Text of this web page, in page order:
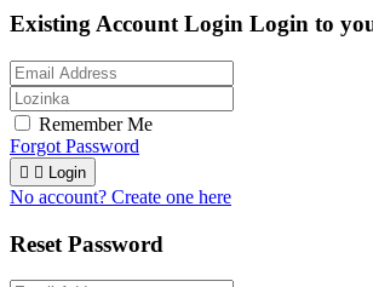
Existing Account Login Login to
Remember Me
Forgot Password
  Login
No account? Create one here
Reset Password